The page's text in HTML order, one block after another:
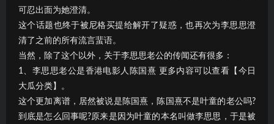
可忍出面为她澄清。
这个话题也终于被尼格买提给解开了疑惑，也再次为李思思澄
清了之前的所有流言蜚语。
当然，除了这个以外，关于李思思老公的传闻还有很多：
1、李思思老公是香港电影人陈国熹 更多内容可以查看【今日
大瓜分类】。
这个更加离谱，居然被说是陈国熹，陈国熹不是叶童的老公吗?
到底是怎么回事呢?原来是因为叶童的本名叫做李思思，于是被